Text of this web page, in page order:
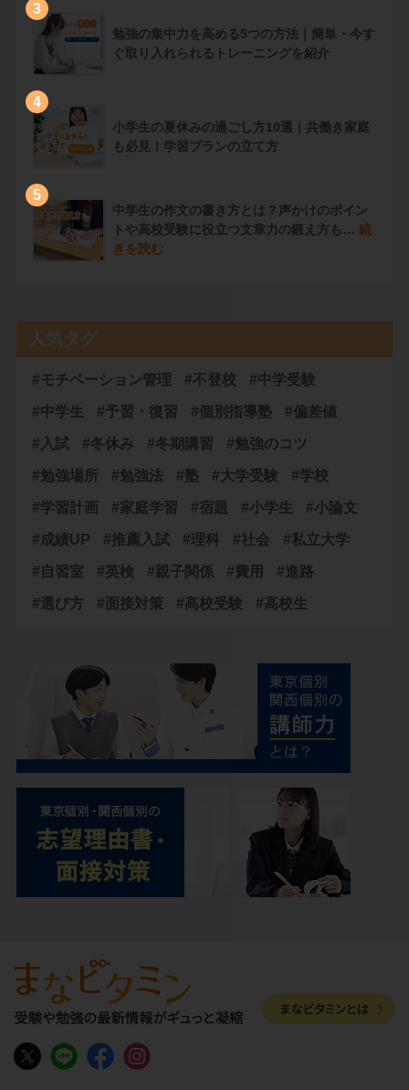
3
勉強の集中力を高める5つの方法｜簡単・今す
ぐ取り入れられるトレーニングを紹介
4
小学生の夏休みの過ごし方10選｜共働き家庭
も必見！学習プランの立て方
5
中学生の作文の書き方とは？声かけのポイン
トや高校受験に役立つ文章力の鍛え方も… 続
きを読む
人気タグ
#モチベーション管理 #不登校 #中学受験
#中学生 #予習・復習 #個別指導塾 #偏差値
#入試 #冬休み #冬期講習 #勉強のコツ
#勉強場所 #勉強法 #塾 #大学受験 #学校
#学習計画 #家庭学習 #宿題 #小学生 #小論文
#成績UP #推薦入試 #理科 #社会 #私立大学
#自習室 #英検 #親子関係 #費用 #進路
#選び方 #面接対策 #高校受験 #高校生